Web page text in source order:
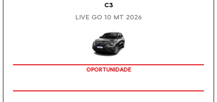
C3
LIVE GO 1.0 MT 2026
OPORTUNIDADE